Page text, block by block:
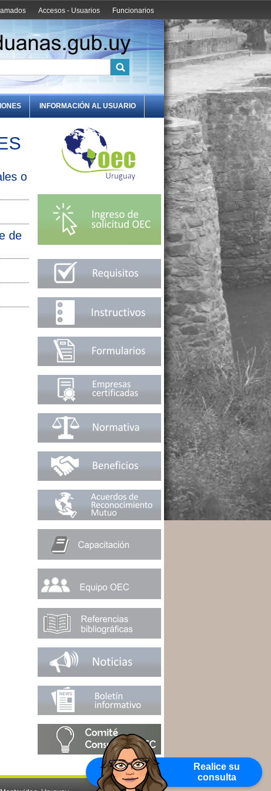
Funcionarios
Accesos - Usuarios
Realice su
consulta
INFORMACIÓN AL USUARIO
o
de